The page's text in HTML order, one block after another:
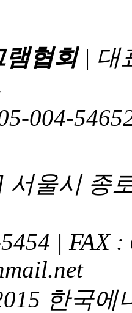
램협회| 대
004-
서울시 종
| FAX
한국에